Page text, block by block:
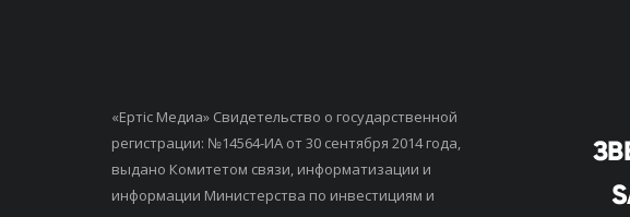
«Ертiс Медиа» Свидетельство о государственной
регистрации: №14564-ИА от 30 сентября 2014 года,
выдано Комитетом связи, информатизации и
информации Министерства по инвестициям и